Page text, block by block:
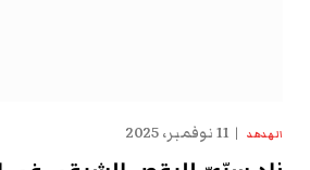
الهدهد 11 نوفمبر، 2025